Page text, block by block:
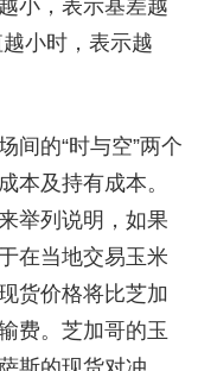
小，表示基差越
小时，表示越
的“时与空”两个
本及持有成本。
举列说明，如果
在当地交易玉米
货价格将比芝加
费。芝加哥的玉